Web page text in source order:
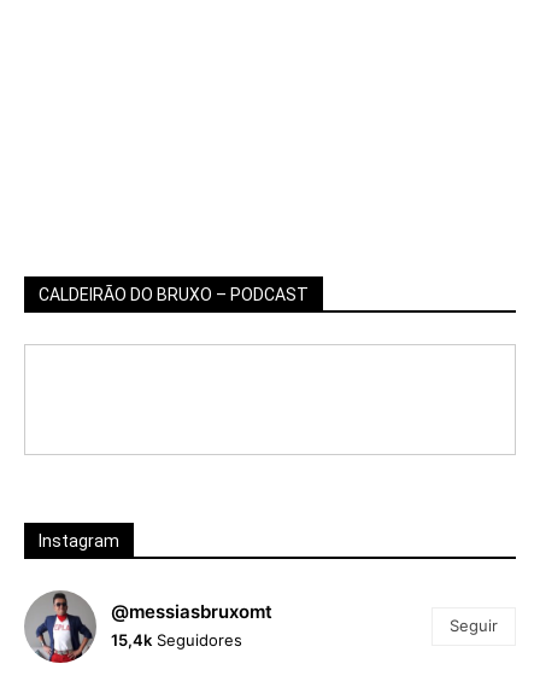
CALDEIRÃO DO BRUXO – PODCAST
Instagram
@messiasbruxomt
15,4k Seguidores
Seguir